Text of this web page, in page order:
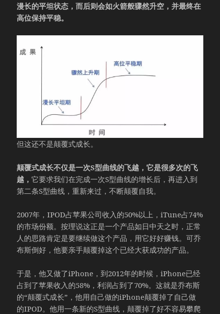
漫长的平坦状态，而后则会如火箭般骤然升空，并最终在
高位保持平稳。
但这还不是颠覆式成长。
颠覆式成长不仅是一次S型曲线的飞越，它是很多次的飞
越，它要求我们在完成一次S型曲线的增长后，再进入到
第二条S型曲线，重新来过，不断颠覆自我。
2007年，IPOD占苹果公司收入的50%以上，iTune占74%
的市场份额。按理说这正是一个产品如日中天之时，正常
人的思路肯定是要继续做这个产品，用它好好赚钱。可乔
布斯倒好，他要亲手颠覆掉这个已经大获成功的产品。
于是，他又做了iPhone，到2012年的时候，iPhone已经
占到了苹果收入的58%，利润占到了70%。这就是乔布斯
的“颠覆式成长”，他用自己做的iPhone颠覆掉了自己做
的IPOD。他用一条新的S型曲线，颠覆掉了好不容易攀爬